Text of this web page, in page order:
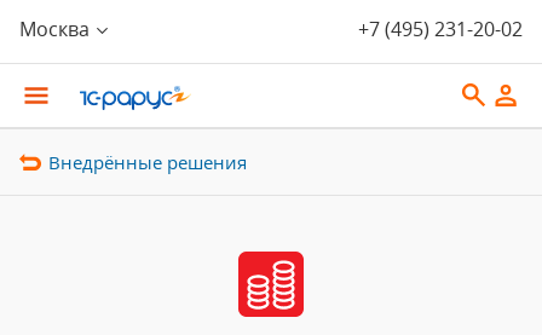
Москва +7 (495) 231-20-02
Внедрённые решения